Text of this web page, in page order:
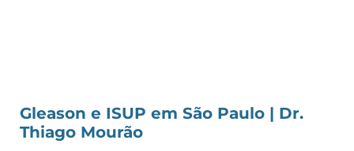
Gleason e ISUP em São Paulo | Dr.
Thiago Mourão